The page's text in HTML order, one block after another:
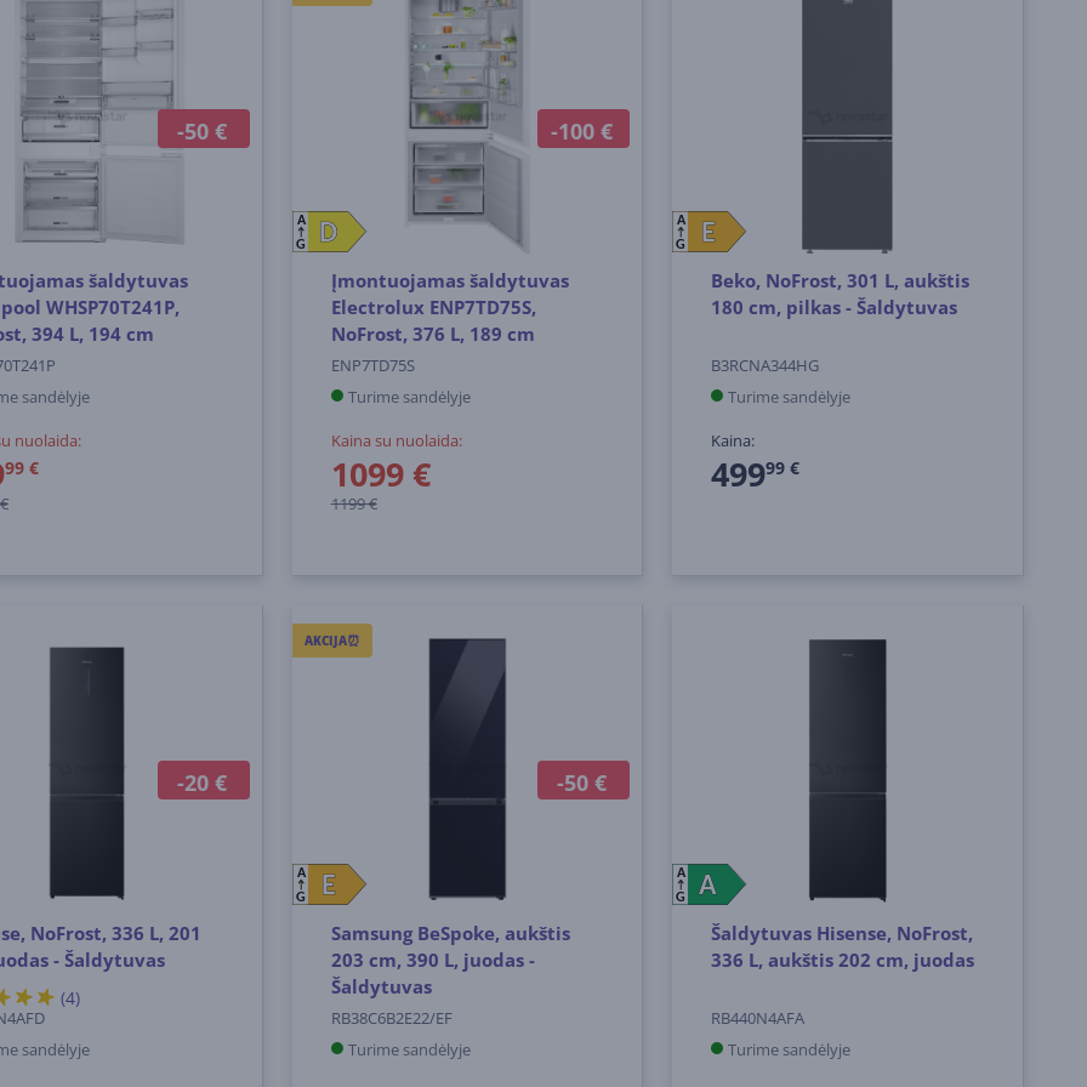
-50 €
šaldytuvas
WHSP70T241P,
394 L, 194 cm
sandėlyje
nuolaida:
99 €
-100 €
D
D
A
G
Įmontuojamas šaldytuvas
Electrolux ENP7TD75S,
NoFrost, 376 L, 189 cm
ENP7TD75S
Turime sandėlyje
Kaina su nuolaida:
1099 €
1199 €
E
E
A
G
Beko, NoFrost, 301 L, aukštis
180 cm, pilkas - Šaldytuvas
B3RCNA344HG
Turime sandėlyje
Kaina:
49999 €
-20 €
NoFrost, 336 L, 201
- Šaldytuvas
(4)
sandėlyje
AKCIJA⏰
-50 €
E
E
A
G
Samsung BeSpoke, aukštis
203 cm, 390 L, juodas -
Šaldytuvas
RB38C6B2E22/EF
Turime sandėlyje
A
A
A
G
Šaldytuvas Hisense, NoFrost,
336 L, aukštis 202 cm, juodas
RB440N4AFA
Turime sandėlyje